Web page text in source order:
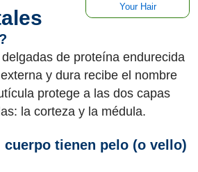
Your Hair
de proteína endurecida
y dura recibe el nombre
protege a las dos capas
la corteza y la médula.
cuerpo tienen pelo (o vello)